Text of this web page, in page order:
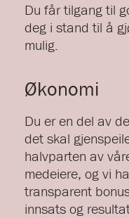
Du får tilgang til
deg i stand til å
mulig.
Økonomi
Du er en del av
det skal
halvparten av
medeiere, og vi
transparent
innsats og